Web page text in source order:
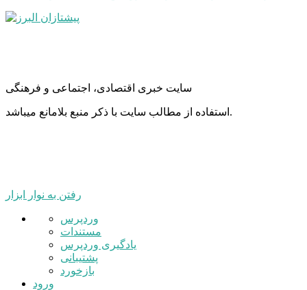
سایت خبری اقتصادی، اجتماعی و فرهنگی
استفاده از مطالب سایت با ذکر منبع بلامانع میباشد.
رفتن به نوار ابزار
درباره
وردپرس
وردپرس
مستندات
یادگیری وردپرس
پشتیبانی
بازخورد
ورود